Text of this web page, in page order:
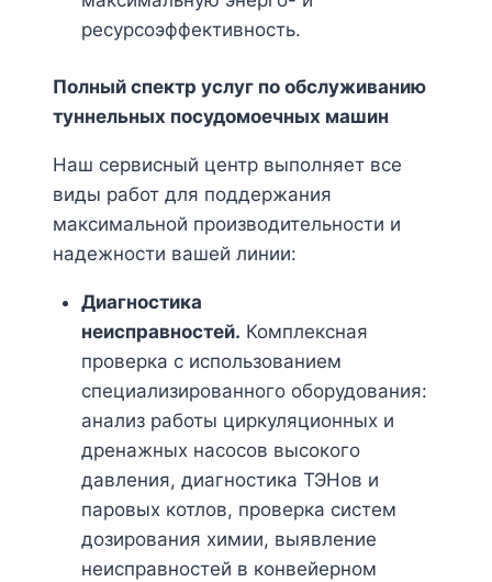
ресурсоэффективность.
Полный спектр услуг по обслуживанию
туннельных посудомоечных машин
Наш сервисный центр выполняет все
виды работ для поддержания
максимальной производительности и
надежности вашей линии:
Диагностика
неисправностей. Комплексная
проверка с использованием
специализированного оборудования:
анализ работы циркуляционных и
дренажных насосов высокого
давления, диагностика ТЭНов и
паровых котлов, проверка систем
дозирования химии, выявление
неисправностей в конвейерном